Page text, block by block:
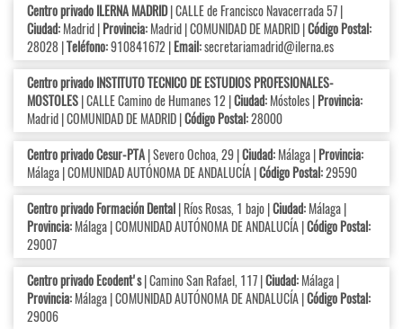
Centro privado ILERNA MADRID| CALLE de Francisco Navacerrada 57 |
Ciudad:Madrid |Provincia:Madrid | COMUNIDAD DE MADRID |Código Postal:
28028 |Teléfono:910841672 |Email:secretariamadrid@ilerna.es
Centro privado INSTITUTO TECNICO DE ESTUDIOS PROFESIONALES-
MOSTOLES| CALLE Camino de Humanes 12 |Ciudad:Móstoles |Provincia:
Madrid | COMUNIDAD DE MADRID |Código Postal:28000
Centro privado Cesur-PTA| Severo Ochoa, 29 |Ciudad:Málaga |Provincia:
Málaga | COMUNIDAD AUTÓNOMA DE ANDALUCÍA |Código Postal:29590
Centro privado Formación Dental| Ríos Rosas, 1 bajo |Ciudad:Málaga |
Provincia:Málaga | COMUNIDAD AUTÓNOMA DE ANDALUCÍA |Código Postal:
29007
Centro privado Ecodent's| Camino San Rafael, 117 |Ciudad:Málaga |
Provincia:Málaga | COMUNIDAD AUTÓNOMA DE ANDALUCÍA |Código Postal:
29006